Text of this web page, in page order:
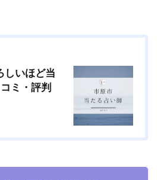
しいほど当
ミ・評判